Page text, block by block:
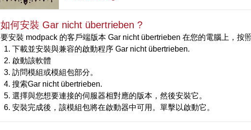
如何安裝 Gar nicht übertrieben ?
要安裝 modpack 的客戶端版本 Gar nicht übertrieben 在您的電腦上，按
下載並安裝與兼容的啟動程序 Gar nicht übertrieben.
啟動該軟體
訪問模組或模組包部分。
搜索Gar nicht übertrieben.
選擇與您想要連接的伺服器相對應的版本，然後安裝它。
安裝完成後，該模組包將在啟動器中可用。單擊以啟動它。